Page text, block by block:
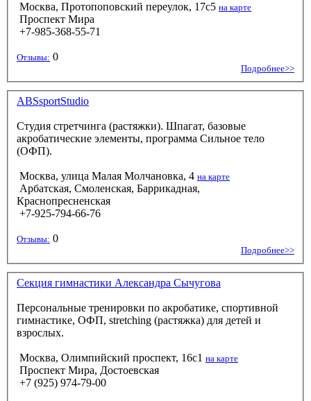
Москва, Протопоповский переулок, 17с5 на карте
Проспект Мира
+7-985-368-55-71
Отзывы: 0
Подробнее>>
ABSsportStudio
Студия стретчинга (растяжки). Шпагат, базовые
акробатические элементы, программа Сильное тело
(ОФП).
Москва, улица Малая Молчановка, 4 на карте
Арбатская, Смоленская, Баррикадная,
Краснопресненская
+7-925-794-66-76
Отзывы: 0
Подробнее>>
Секция гимнастики Александра Сычугова
Персональные тренировки по акробатике, спортивной
гимнастике, ОФП, stretching (растяжка) для детей и
взрослых.
Москва, Олимпийский проспект, 16c1 на карте
Проспект Мира, Достоевская
+7 (925) 974-79-00